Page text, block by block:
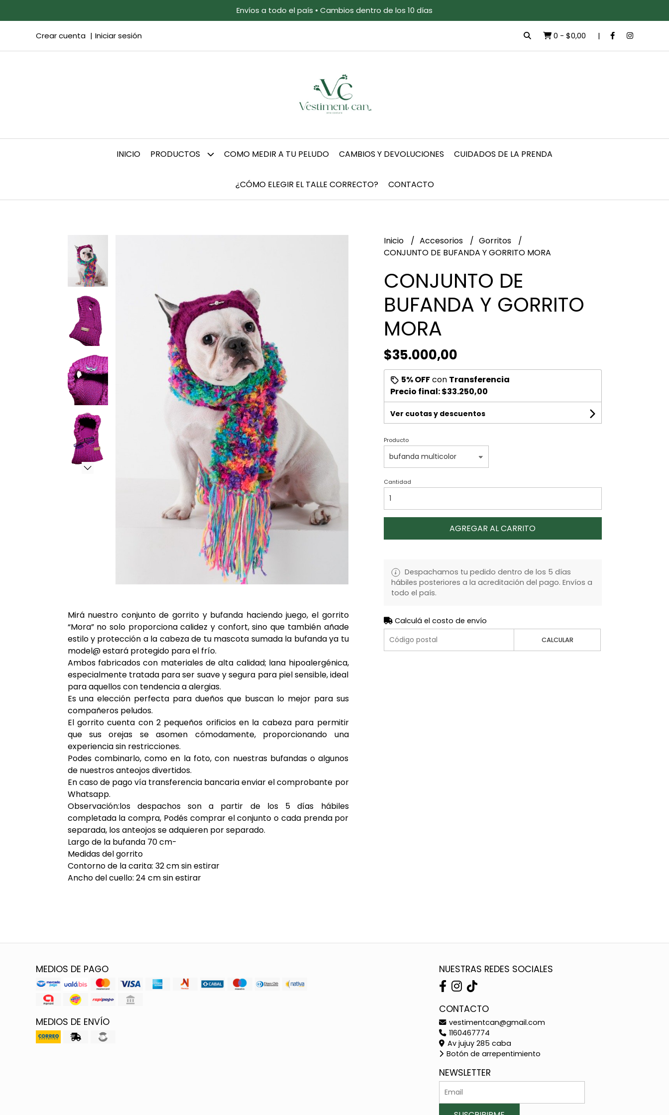
Envíos a todo el país • Cambios dentro de los 10 días
Crear cuenta Iniciar sesión 0 - $0,00
INICIO PRODUCTOS COMO MEDIR A TU PELUDO CAMBIOS Y DEVOLUCIONES CUIDADOS DE LA PRENDA
¿CÓMO ELEGIR EL TALLE CORRECTO? CONTACTO
Mirá nuestro conjunto de gorrito y bufanda haciendo juego, el gorrito
“Mora” no solo proporciona calidez y confort, sino que también añade
estilo y protección a la cabeza de tu mascota sumada la bufanda ya tu
model@ estará protegido para el frío.
Ambos fabricados con materiales de alta calidad; lana hipoalergénica,
especialmente tratada para ser suave y segura para piel sensible, ideal
para aquellos con tendencia a alergias.
Es una elección perfecta para dueños que buscan lo mejor para sus
compañeros peludos.
El gorrito cuenta con 2 pequeños orificios en la cabeza para permitir
que sus orejas se asomen cómodamente, proporcionando una
experiencia sin restricciones.
Podes combinarlo, como en la foto, con nuestras bufandas o algunos
de nuestros anteojos divertidos.
En caso de pago vía transferencia bancaria enviar el comprobante por
Whatsapp.
Observación:los despachos son a partir de los 5 días hábiles
completada la compra, Podés comprar el conjunto o cada prenda por
separada, los anteojos se adquieren por separado.
Largo de la bufanda 70 cm-
Medidas del gorrito
Contorno de la carita: 32 cm sin estirar
Ancho del cuello: 24 cm sin estirar
Inicio Accesorios
Gorritos
CONJUNTO DE BUFANDA Y GORRITO MORA
CONJUNTO DE
BUFANDA Y GORRITO
MORA
$35.000,00
5% OFFcon Transferencia
Precio final:$33.250,00
Ver cuotas y descuentos
Producto
Cantidad
AGREGAR AL CARRITO
Despachamos tu pedido dentro de los 5 días
hábiles posteriores a la acreditación del pago. Envíos a
todo el país.
Calculá el costo de envío
CALCULAR
MEDIOS DE PAGO
MEDIOS DE ENVÍO
NUESTRAS REDES SOCIALES
CONTACTO
vestimentcan@gmail.com
1160467774
Av jujuy 285 caba
Botón de arrepentimiento
NEWSLETTER